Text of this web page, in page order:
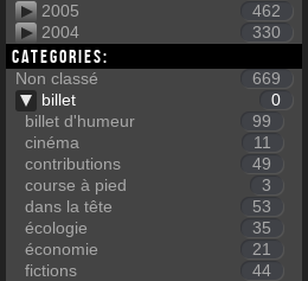
2005
462
2004
330
Categories:
Non classé
669
billet
0
billet d'humeur
99
cinéma
11
contributions
49
course à pied
3
dans la tête
53
écologie
35
économie
21
fictions
44